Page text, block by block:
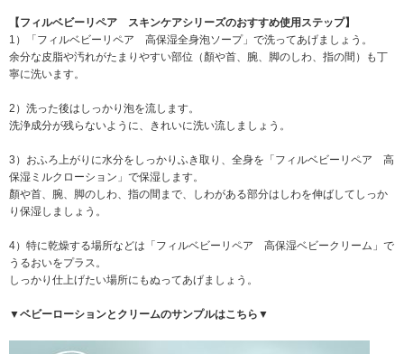
【フィルベビーリペア スキンケアシリーズのおすすめ使用ステップ】
1）「フィルベビーリペア 高保湿全身泡ソープ」で洗ってあげましょう。
余分な皮脂や汚れがたまりやすい部位（顏や首、腕、脚のしわ、指の間）も丁
寧に洗います。
2）洗った後はしっかり泡を流します。
洗浄成分が残らないように、きれいに洗い流しましょう。
3）おふろ上がりに水分をしっかりふき取り、全身を「フィルベビーリペア 高
保湿ミルクローション」で保湿します。
顏や首、腕、脚のしわ、指の間まで、しわがある部分はしわを伸ばしてしっか
り保湿しましょう。
4）特に乾燥する場所などは「フィルベビーリペア 高保湿ベビークリーム」で
うるおいをプラス。
しっかり仕上げたい場所にもぬってあげましょう。
▼ベビーローションとクリームのサンプルはこちら▼